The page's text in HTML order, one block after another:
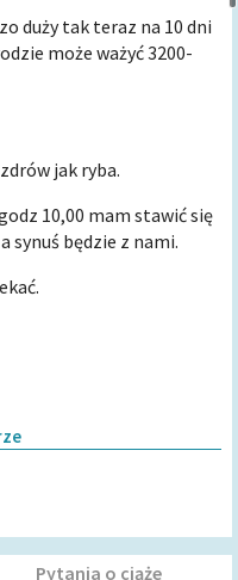
duży tak teraz na 10 dni
może ważyć 3200-
jak ryba.
10,00 mam stawić się
synuś będzie z nami.
Pytania o ciąże